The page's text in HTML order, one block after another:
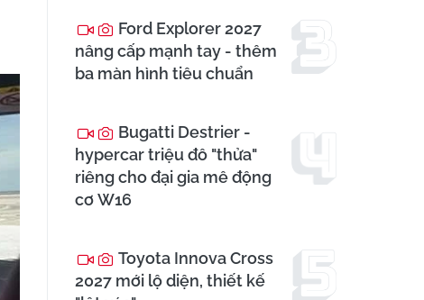
Ford Explorer 2027
nâng cấp mạnh tay - thêm
ba màn hình tiêu chuẩn
Bugatti Destrier -
hypercar triệu đô "thửa"
riêng cho đại gia mê động
cơ W16
Toyota Innova Cross
2027 mới lộ diện, thiết kế